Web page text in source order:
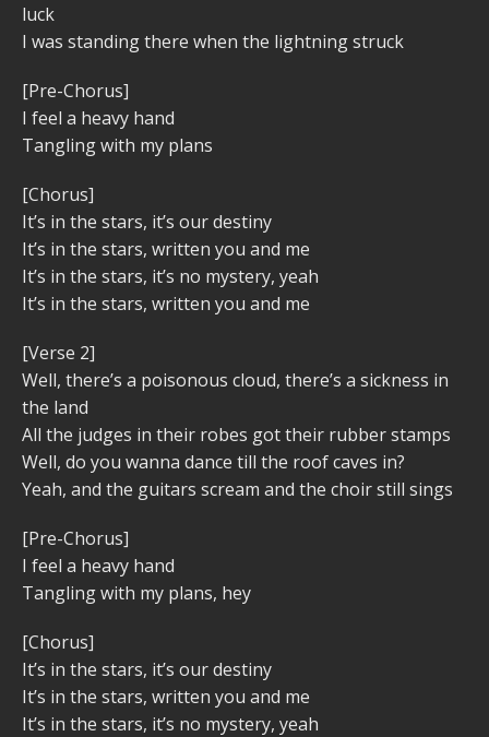
luck
I was standing there when the lightning struck
[Pre-Chorus]
I feel a heavy hand
Tangling with my plans
[Chorus]
It’s in the stars, it’s our destiny
It’s in the stars, written you and me
It’s in the stars, it’s no mystery, yeah
It’s in the stars, written you and me
[Verse 2]
Well, there’s a poisonous cloud, there’s a sickness in
the land
All the judges in their robes got their rubber stamps
Well, do you wanna dance till thе roof caves in?
Yeah, and the guitars scrеam and the choir still sings
[Pre-Chorus]
I feel a heavy hand
Tangling with my plans, hey
[Chorus]
It’s in the stars, it’s our destiny
It’s in the stars, written you and me
It’s in the stars, it’s no mystery, yeah